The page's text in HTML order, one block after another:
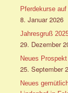
Pferdekurse
8. Januar 2026
Jahresgruß
29. Dezember
Neues
25. September
Neues